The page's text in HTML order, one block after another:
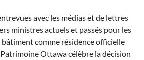
avec les médias et de lettres
ministres actuels et passés pour les
bâtiment comme résidence officielle
Ottawa célèbre la décision